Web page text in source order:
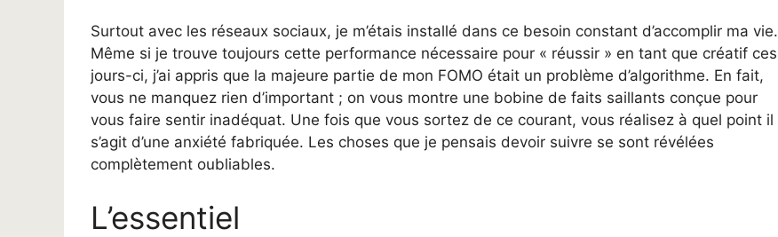
Surtout avec les réseaux sociaux, je m’étais installé dans ce besoin constant d’accomplir ma vie.
Même si je trouve toujours cette performance nécessaire pour « réussir » en tant que créatif ces
jours-ci, j’ai appris que la majeure partie de mon FOMO était un problème d’algorithme. En fait,
vous ne manquez rien d’important ; on vous montre une bobine de faits saillants conçue pour
vous faire sentir inadéquat. Une fois que vous sortez de ce courant, vous réalisez à quel point il
s’agit d’une anxiété fabriquée. Les choses que je pensais devoir suivre se sont révélées
complètement oubliables.
L’essentiel